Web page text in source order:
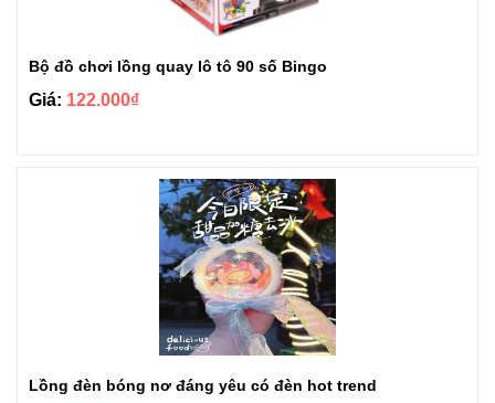
Bộ đồ chơi lồng quay lô tô 90 số Bingo
Giá: 122.000₫
Lồng đèn bóng nơ đáng yêu có đèn hot trend